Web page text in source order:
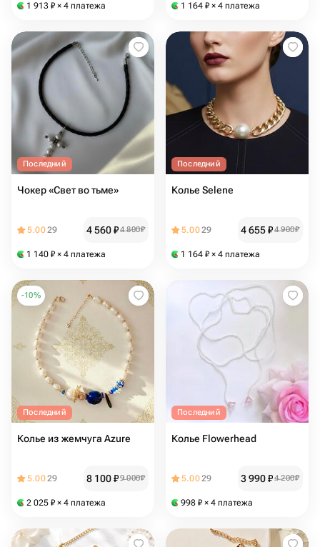
1 913 ₽ × 4 платежа 1 164 ₽ × 4 платежа
Последний
Чокер «Свет во тьме»
5.0029 4 560₽4 800₽
1 140 ₽ × 4 платежа
Последний
Колье Selene
5.0029 4 655₽4 900₽
1 164 ₽ × 4 платежа
-10%
Последний
Колье из жемчуга Azure
5.0029 8 100₽9 000₽
2 025 ₽ × 4 платежа
Последний
Колье Flowerhead
5.0029 3 990₽4 200₽
998 ₽ × 4 платежа